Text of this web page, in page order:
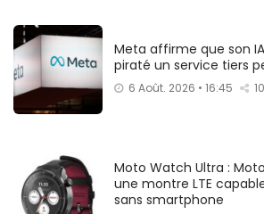
Meta affirme que son IA
piraté un service tiers
6 Août. 2026 • 16:45 10
Moto Watch Ultra :
une montre LTE
sans smartphone